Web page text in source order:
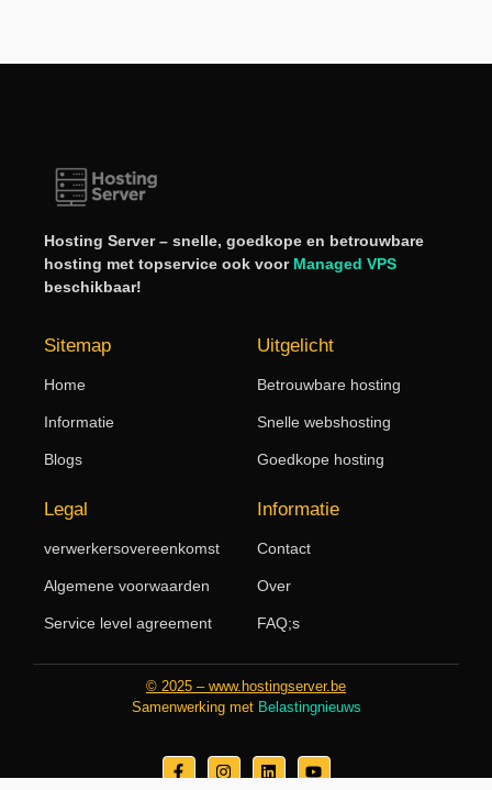
Hosting Server – snelle, goedkope en betrouwbare
hosting met topservice ook voor Managed VPS
beschikbaar!
Sitemap
Home
Informatie
Blogs
Uitgelicht
Betrouwbare hosting
Snelle webshosting
Goedkope hosting
Legal
verwerkersovereenkomst
Algemene voorwaarden
Service level agreement
Informatie
Contact
Over
FAQ;s
© 2025 – www.hostingserver.be
Samenwerking met Belastingnieuws